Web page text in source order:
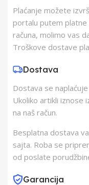
Zemlja Porekla
Zemlja Uvoza
Barkod
Plaćanje možete
portalu putem
računa, molimo vas
Troškove dostave
Dostava
Dostava se
Ukoliko artikli iznose
na naš račun.
Besplatna dostava
sajta. Roba se
od poslate
Garancija